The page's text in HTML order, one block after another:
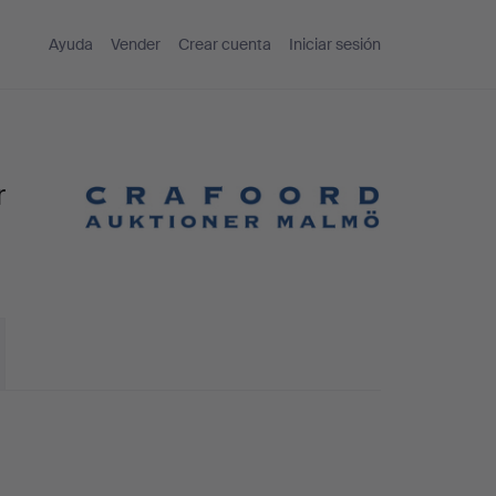
Ayuda Vender Crear cuenta Iniciar sesión